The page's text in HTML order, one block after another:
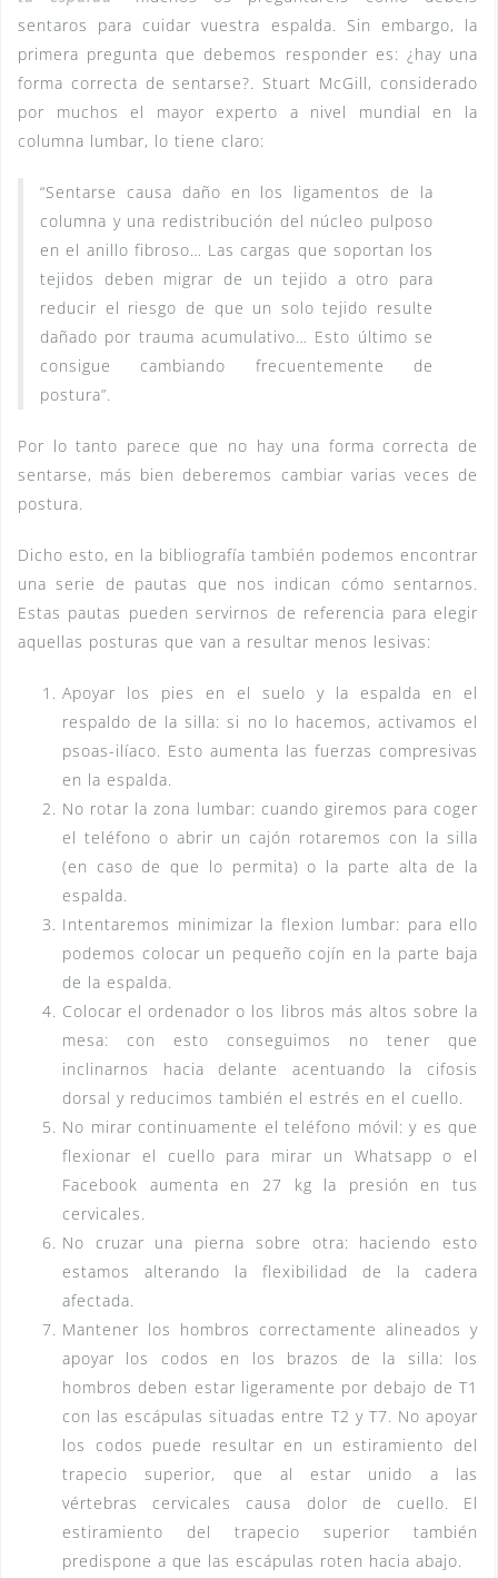
sentaros para cuidar vuestra espalda. Sin embargo, la
primera pregunta que debemos responder es: ¿hay una
forma correcta de sentarse?. Stuart McGill, considerado
por muchos el mayor experto a nivel mundial en la
columna lumbar, lo tiene claro:
“Sentarse causa daño en los ligamentos de la
columna y una redistribución del núcleo pulposo
en el anillo fibroso… Las cargas que soportan los
tejidos deben migrar de un tejido a otro para
reducir el riesgo de que un solo tejido resulte
dañado por trauma acumulativo… Esto último se
consigue cambiando frecuentemente de
postura”.
Por lo tanto parece que no hay una forma correcta de
sentarse, más bien deberemos cambiar varias veces de
postura.
Dicho esto, en la bibliografía también podemos encontrar
una serie de pautas que nos indican cómo sentarnos.
Estas pautas pueden servirnos de referencia para elegir
aquellas posturas que van a resultar menos lesivas:
Apoyar los pies en el suelo y la espalda en el
respaldo de la silla: si no lo hacemos, activamos el
psoas-ilíaco. Esto aumenta las fuerzas compresivas
en la espalda.
No rotar la zona lumbar: cuando giremos para coger
el teléfono o abrir un cajón rotaremos con la silla
(en caso de que lo permita) o la parte alta de la
espalda.
Intentaremos minimizar la flexion lumbar: para ello
podemos colocar un pequeño cojín en la parte baja
de la espalda.
Colocar el ordenador o los libros más altos sobre la
mesa: con esto conseguimos no tener que
inclinarnos hacia delante acentuando la cifosis
dorsal y reducimos también el estrés en el cuello.
No mirar continuamente el teléfono móvil: y es que
flexionar el cuello para mirar un Whatsapp o el
Facebook aumenta en 27 kg la presión en tus
cervicales.
No cruzar una pierna sobre otra: haciendo esto
estamos alterando la flexibilidad de la cadera
afectada.
Mantener los hombros correctamente alineados y
apoyar los codos en los brazos de la silla: los
hombros deben estar ligeramente por debajo de T1
con las escápulas situadas entre T2 y T7. No apoyar
los codos puede resultar en un estiramiento del
trapecio superior, que al estar unido a las
vértebras cervicales causa dolor de cuello. El
estiramiento del trapecio superior también
predispone a que las escápulas roten hacia abajo.